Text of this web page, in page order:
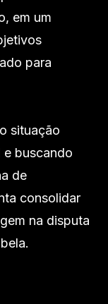
em um
para
situação
e buscando
de
consolidar
na disputa